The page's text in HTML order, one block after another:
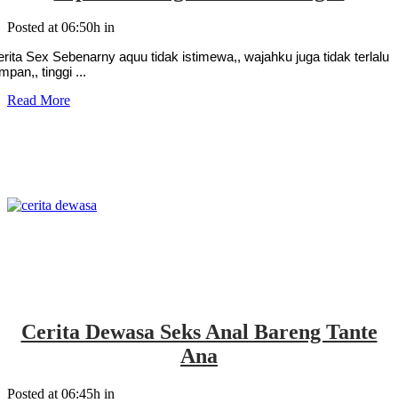
Posted at 06:50h in
Sex Sebenarny aquu tidak istimewa,, wajahku juga tidak terlalu
tinggi ...
Read More
Cerita Dewasa Seks Anal Bareng Tante
Ana
Posted at 06:45h in